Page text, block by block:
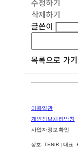
수정하기
삭제하기
글쓴이
목록으로 가기
이용약관
개인정보처리방침
사업자정보확인
상호: TENIR | 대표: